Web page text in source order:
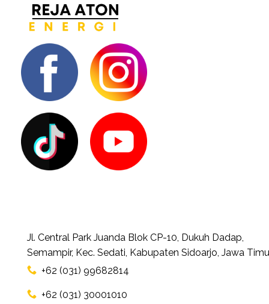
Jl. Central Park Juanda Blok CP-10, Dukuh Dadap,
Semampir, Kec. Sedati, Kabupaten Sidoarjo, Jawa
+62 (031) 99682814
+62 (031) 30001010